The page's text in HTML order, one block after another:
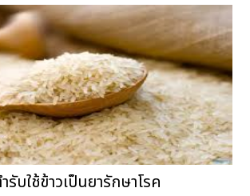
รับใช้ข้าวเป็นยารักษาโรค